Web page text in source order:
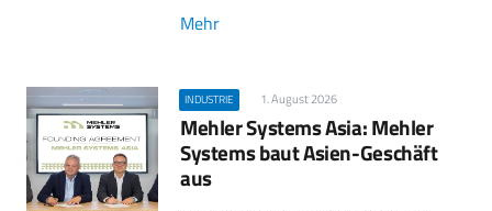
Mehr
INDUSTRIE 1. August 2026
Mehler Systems Asia: Mehler
Systems baut Asien-Geschäft
aus